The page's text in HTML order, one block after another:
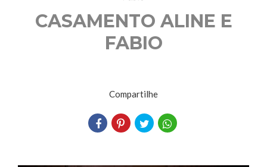
CASAMENTO ALINE E
FABIO
Compartilhe